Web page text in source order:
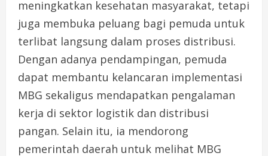
meningkatkan kesehatan masyarakat, tetapi
juga membuka peluang bagi pemuda untuk
terlibat langsung dalam proses distribusi.
Dengan adanya pendampingan, pemuda
dapat membantu kelancaran implementasi
MBG sekaligus mendapatkan pengalaman
kerja di sektor logistik dan distribusi
pangan. Selain itu, ia mendorong
pemerintah daerah untuk melihat MBG